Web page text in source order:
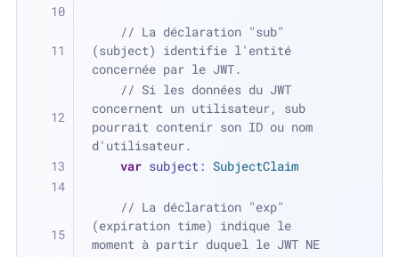
// La déclaration "sub"
(subject) identifie l'entité
concernée par le JWT.
// Si les données du JWT
concernent un utilisateur, sub
pourrait contenir son ID ou nom
d'utilisateur.
var subject: SubjectClaim
// La déclaration "exp"
(expiration time) indique le
moment à partir duquel le JWT NE